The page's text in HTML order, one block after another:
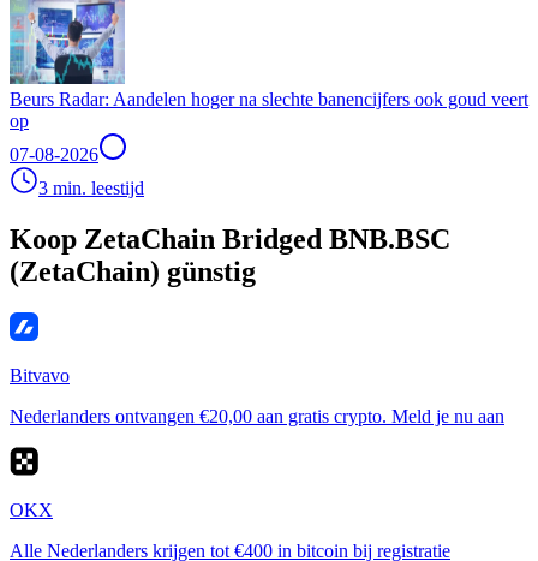
Beurs Radar: Aandelen hoger na slechte banencijfers ook goud veert
op
07-08-2026
3 min. leestijd
Koop ZetaChain Bridged BNB.BSC
(ZetaChain) günstig
Bitvavo
Nederlanders ontvangen €20,00 aan gratis crypto. Meld je nu aan
OKX
Alle Nederlanders krijgen tot €400 in bitcoin bij registratie